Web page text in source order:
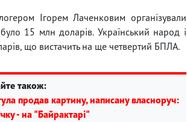
Ігорем Лаченковим організували
15 млн доларів. Український народ і
що вистачить на ще четвертий БПЛА.
також:
продав картину, написану власноруч:
- на "Байрактарі"